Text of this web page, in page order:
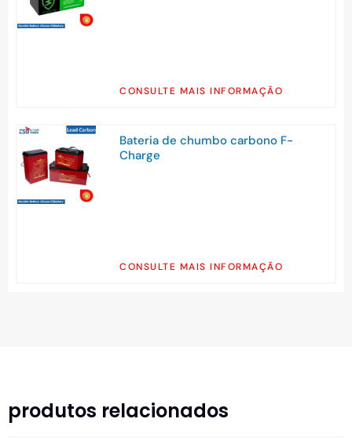
CONSULTE MAIS INFORMAÇÃO
Bateria de chumbo carbono F-
Charge
CONSULTE MAIS INFORMAÇÃO
produtos relacionados